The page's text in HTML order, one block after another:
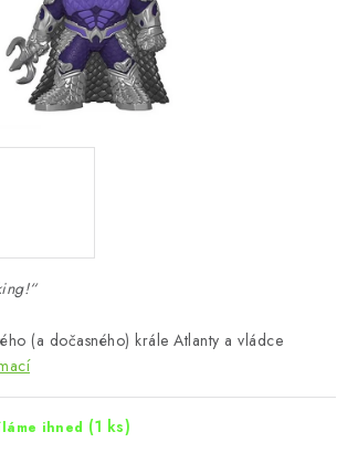
(a dočasného) krále Atlanty a vládce
ihned (1 ks)